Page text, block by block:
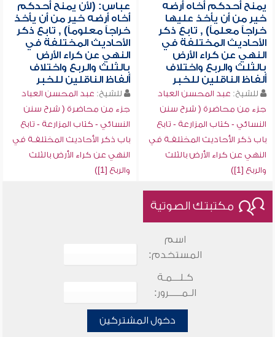
يمنح أحدكم أخاه أرضه
خير من أن يأخذ عليها
خراجاً معلماً) , تابع ذكر
الأحاديث المختلفة في
النهي عن كراء الأرض
بالثلث والربع واختلاف
ألفاظ الناقلين للخبر
للشيخ: عبد المحسن العباد
جزء من محاضرة ( شرح سنن
النسائي - كتاب المزارعة - تابع
باب ذكر الأحاديث المختلفـة في
النهي عن كراء الأرض بالثلث
والربع [1])
عباس: (لأن يمنح أحدكم
أخاه أرضه خير من أن يأخذ
خراجاً معلوماً) , تابع ذكر
الأحاديث المختلفة في
النهي عن كراء الأرض
بالثلث والربع واختلاف
ألفاظ الناقلين للخبر
للشيخ: عبد المحسن العباد
جزء من محاضرة ( شرح سنن
النسائي - كتاب المزارعة - تابع
باب ذكر الأحاديث المختلفـة في
النهي عن كراء الأرض بالثلث
والربع [1])
مكتبتك الصوتية
اسم
المستخدم:
كـلـــمـة
الـمـــــرور:
دخول المشتركين